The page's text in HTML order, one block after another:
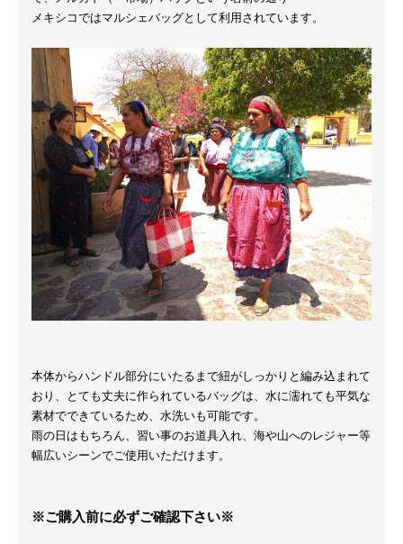
メキシコではマルシェバッグとして利用されています。
本体からハンドル部分にいたるまで紐がしっかりと編み込まれて
おり、とても丈夫に作られているバッグは、水に濡れても平気な
素材でできているため、水洗いも可能です。
雨の日はもちろん、習い事のお道具入れ、海や山へのレジャー等
幅広いシーンでご使用いただけます。
※ご購入前に必ずご確認下さい※